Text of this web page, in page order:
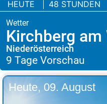
HEUTE 48 STUNDEN
Kirchberg am
Niederösterreich
Heute, 09. August